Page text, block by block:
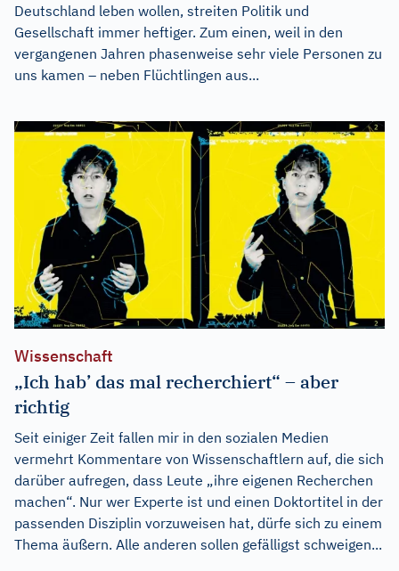
Deutschland leben wollen, streiten Politik und
Gesellschaft immer heftiger. Zum einen, weil in den
vergangenen Jahren phasenweise sehr viele Personen zu
uns kamen – neben Flüchtlingen aus...
Wissenschaft
„Ich hab’ das mal recherchiert“ – aber
richtig
Seit einiger Zeit fallen mir in den sozialen Medien
vermehrt Kommentare von Wissenschaftlern auf, die sich
darüber aufregen, dass Leute „ihre eigenen Recherchen
machen“. Nur wer Experte ist und einen Doktortitel in der
passenden Disziplin vorzuweisen hat, dürfe sich zu einem
Thema äußern. Alle anderen sollen gefälligst schweigen...